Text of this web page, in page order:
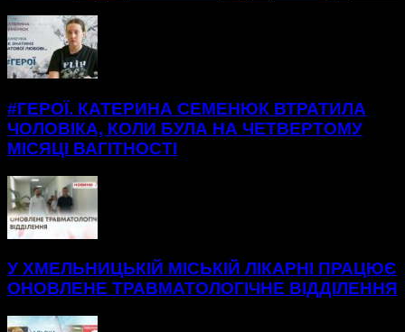
#ГЕРОЇ. КАТЕРИНА СЕМЕНЮК ВТРАТИЛА
ЧОЛОВІКА, КОЛИ БУЛА НА ЧЕТВЕРТОМУ
МІСЯЦІ ВАГІТНОСТІ
У ХМЕЛЬНИЦЬКІЙ МІСЬКІЙ ЛІКАРНІ ПРАЦЮЄ
ОНОВЛЕНЕ ТРАВМАТОЛОГІЧНЕ ВІДДІЛЕННЯ